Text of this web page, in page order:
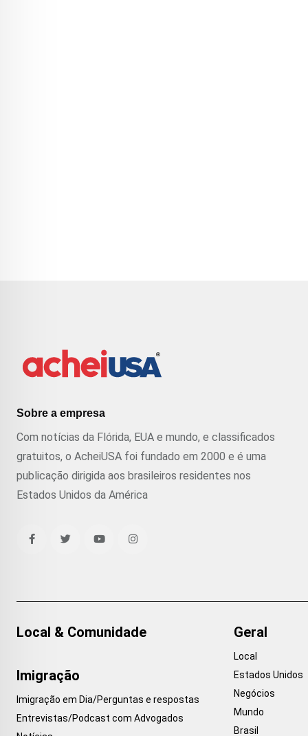
Sobre a empresa
Com notícias da Flórida, EUA e mundo, e classificados
gratuitos, o AcheiUSA foi fundado em 2000 e é uma
publicação dirigida aos brasileiros residentes nos
Estados Unidos da América
Local & Comunidade
Imigração
Imigração em Dia/Perguntas e respostas
Entrevistas/Podcast com Advogados
Geral
Local
Estados Unidos
Negócios
Mundo
Brasil